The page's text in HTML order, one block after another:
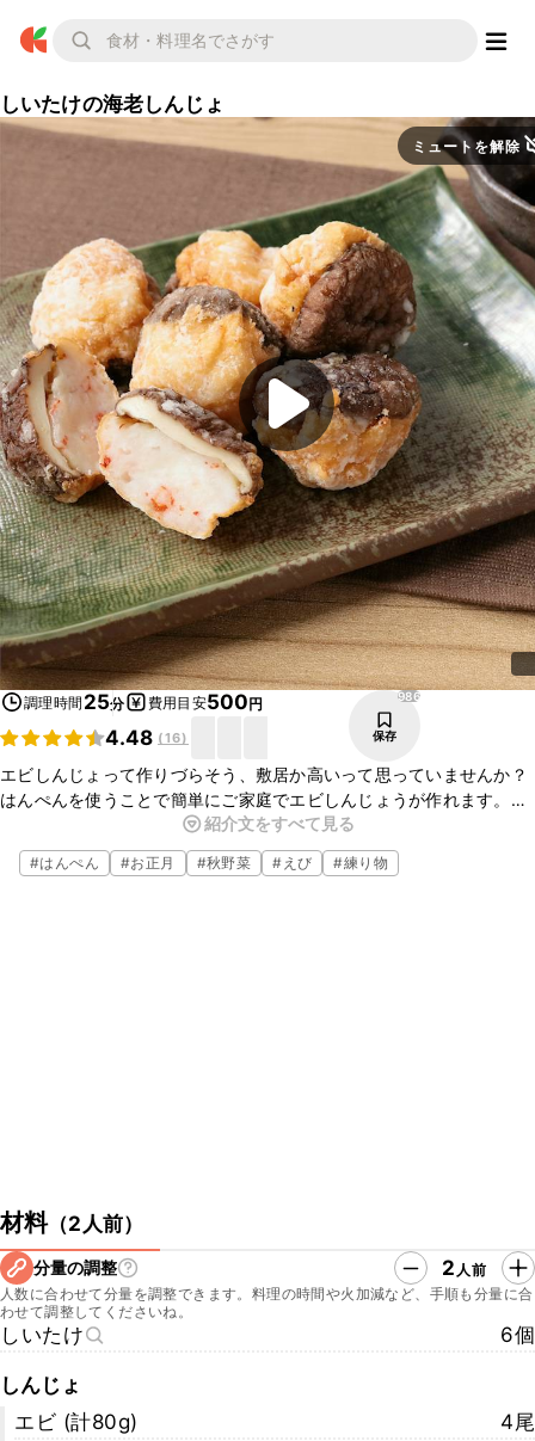
しいたけの海老しんじょ
ミュートを解除
調理時間 25分 費用目安500円
4.48 (16)
986
保存
エビしんじょって作りづらそう、敷居か高いって思っていませんか？
はんぺんを使うことで簡単にご家庭でエビしんじょうが作れます。し
いたけに詰めることで香り豊かになり、食べ応えもアップさせまし
た。そのままで召し上がっても、お出汁に入れても美味しいですよ。
紹介文をすべて見る
#はんぺん #お正月 #秋野菜 # えび #練り物
材料（2人前）
分量の調整 2 人前
人数に合わせて分量を調整できます。料理の時間や火加減など、手順も分量に合
わせて調整してくださいね。
しいたけ 6個
しんじょ
エビ (計80g)
4尾